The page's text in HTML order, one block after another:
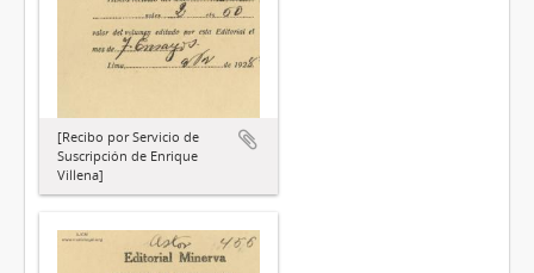
[Recibo por Servicio de
Suscripción de Enrique
Villena]